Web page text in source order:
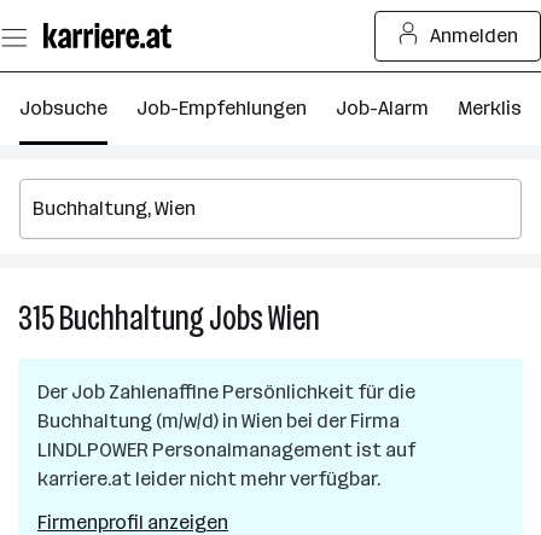
Seiteninhalt
springen
Anmelden
Jobsuche Job-Empfehlungen Job-Alarm Merkliste
315BuchhaltungJobsWien
in
Wien
Der Job Zahlenaffine Persönlichkeit für die
Buchhaltung (m/w/d) in Wien bei der Firma
LINDLPOWER Personalmanagement ist auf
karriere.at leider nicht mehr verfügbar.
Firmenprofil anzeigen